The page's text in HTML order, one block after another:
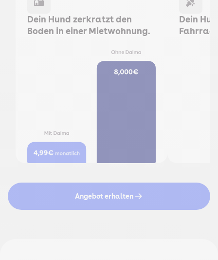
Dein Hund zerkratzt den
Boden in einer Mietwohnung.
Dein
Angebot erhalten